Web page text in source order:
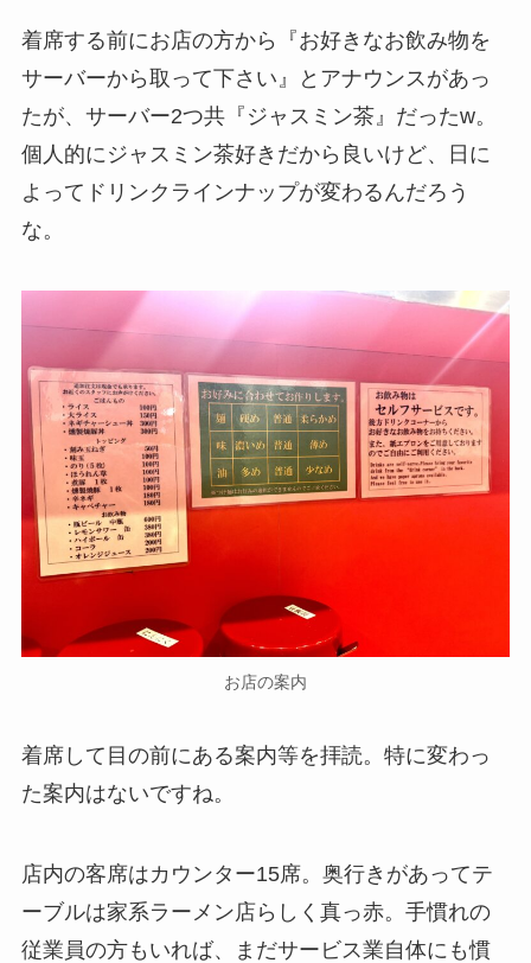
着席する前にお店の方から『お好きなお飲み物を
サーバーから取って下さい』とアナウンスがあっ
たが、サーバー2つ共『ジャスミン茶』だったw。
個人的にジャスミン茶好きだから良いけど、日に
よってドリンクラインナップが変わるんだろう
な。
お店の案内
着席して目の前にある案内等を拝読。特に変わっ
た案内はないですね。
店内の客席はカウンター15席。奥行きがあってテ
ーブルは家系ラーメン店らしく真っ赤。手慣れの
従業員の方もいれば、まだサービス業自体にも慣